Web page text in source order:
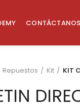
CONTÁCTANOS
Repuestos Kit KIT